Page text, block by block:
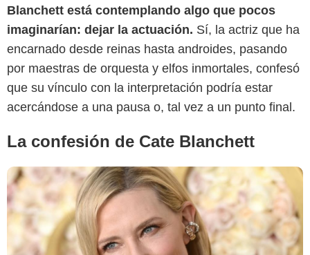
Blanchett está contemplando algo que pocos
imaginarían: dejar la actuación. Sí, la actriz que ha
encarnado desde reinas hasta androides, pasando
por maestras de orquesta y elfos inmortales, confesó
que su vínculo con la interpretación podría estar
acercándose a una pausa o, tal vez a un punto final.
La confesión de Cate Blanchett
BBC